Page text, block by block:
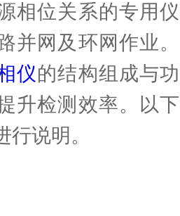
相位关系的专用
并网及环网作业
仪的结构组成与
升检测效率。以
说明。